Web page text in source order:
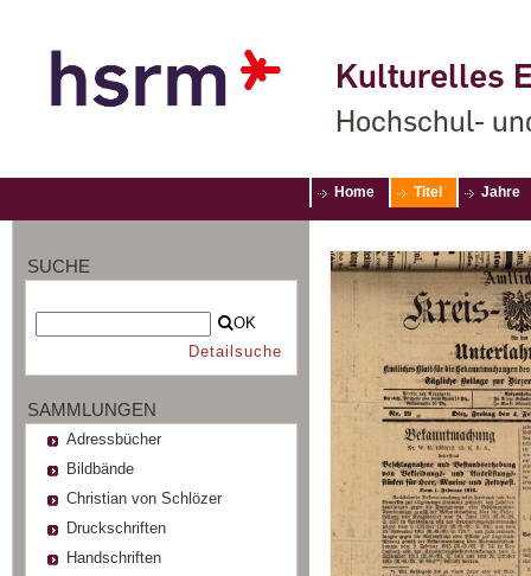
Kulturelles
Hochschul-
Home Titel Jahre
SUCHE
OK
Detailsuche
SAMMLUNGEN
Adressbücher
Bildbände
Christian von Schlözer
Druckschriften
Handschriften